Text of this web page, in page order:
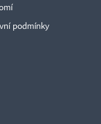
podmínky